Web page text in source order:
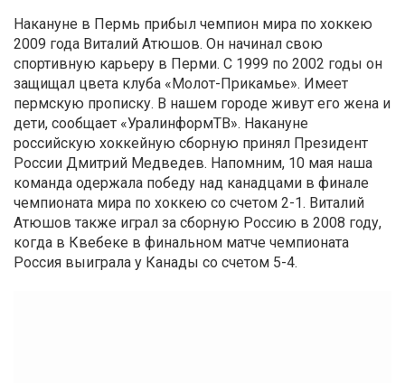
Накануне в Пермь прибыл чемпион мира по хоккею
2009 года Виталий Атюшов. Он начинал свою
спортивную карьеру в Перми. С 1999 по 2002 годы он
защищал цвета клуба «Молот-Прикамье». Имеет
пермскую прописку. В нашем городе живут его жена и
дети, сообщает «УралинформТВ». Накануне
российскую хоккейную сборную принял Президент
России Дмитрий Медведев. Напомним, 10 мая наша
команда одержала победу над канадцами в финале
чемпионата мира по хоккею со счетом 2-1. Виталий
Атюшов также играл за сборную Россию в 2008 году,
когда в Квебеке в финальном матче чемпионата
Россия выиграла у Канады со счетом 5-4.